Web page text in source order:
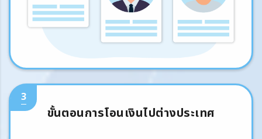
3
ขั้นตอนการโอนเงินไปต่างประเทศ